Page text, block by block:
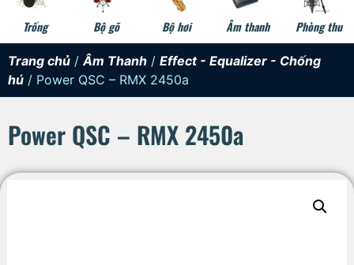
Trống Bộ gõ Bộ hơi Âm thanh Phòng thu
Trang chủ / Âm Thanh / Effect - Equalizer - Chống
hú / Power QSC – RMX 2450a
Power QSC – RMX 2450a